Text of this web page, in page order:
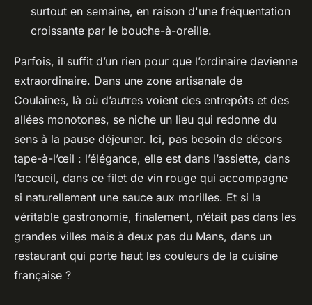
surtout en semaine, en raison d'une fréquentation
croissante par le bouche-à-oreille.
Parfois, il suffit d’un rien pour que l’ordinaire devienne
extraordinaire. Dans une zone artisanale de
Coulaines, là où d’autres voient des entrepôts et des
allées monotones, se niche un lieu qui redonne du
sens à la pause déjeuner. Ici, pas besoin de décors
tape-à-l’œil : l’élégance, elle est dans l’assiette, dans
l’accueil, dans ce filet de vin rouge qui accompagne
si naturellement une sauce aux morilles. Et si la
véritable gastronomie, finalement, n’était pas dans les
grandes villes mais à deux pas du Mans, dans un
restaurant qui porte haut les couleurs de la cuisine
française ?